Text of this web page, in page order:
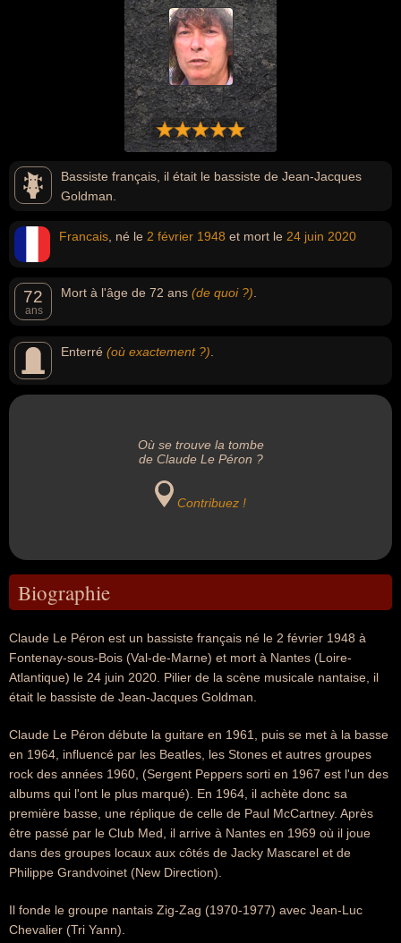
Bassiste français, il était le bassiste de Jean-Jacques
Goldman.
Francais , né le 2 février 1948 et mort le 24 juin 2020
72
ans
Mort à l'âge de 72 ans (de quoi ?)
Enterré (où exactement ?)
Où se trouve la tombe
de Claude Le Péron ?
Contribuez !
Biographie
Claude Le Péron est un bassiste français né le 2 février 1948 à
Fontenay-sous-Bois (Val-de-Marne) et mort à Nantes (Loire-
Atlantique) le 24 juin 2020. Pilier de la scène musicale nantaise, il
était le bassiste de Jean-Jacques Goldman.
Claude Le Péron débute la guitare en 1961, puis se met à la basse
en 1964, influencé par les Beatles, les Stones et autres groupes
rock des années 1960, (Sergent Peppers sorti en 1967 est l'un des
albums qui l'ont le plus marqué). En 1964, il achète donc sa
première basse, une réplique de celle de Paul McCartney. Après
être passé par le Club Med, il arrive à Nantes en 1969 où il joue
dans des groupes locaux aux côtés de Jacky Mascarel et de
Philippe Grandvoinet (New Direction).
Il fonde le groupe nantais Zig-Zag (1970-1977) avec Jean-Luc
Chevalier (Tri Yann).